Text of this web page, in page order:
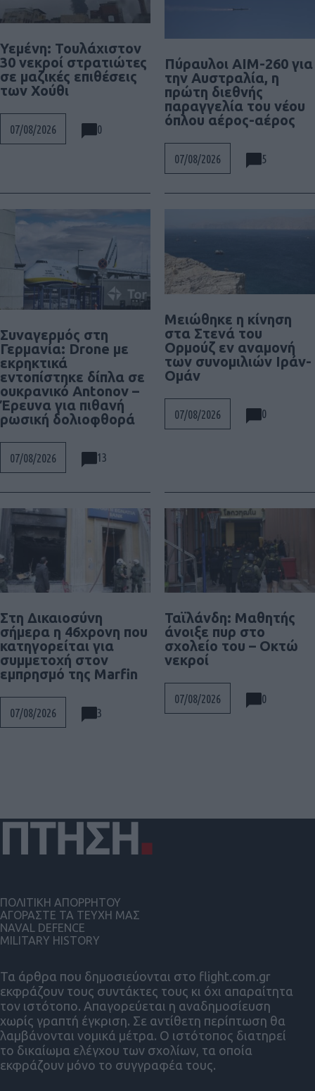
Υεμένη: Τουλάχιστον
30 νεκροί στρατιώτες
σε μαζικές επιθέσεις
των Χούθι
07/08/2026 0
Πύραυλοι AIM-260 για
την Αυστραλία, η
πρώτη διεθνής
παραγγελία του νέου
όπλου αέρος-αέρος
07/08/2026 5
Συναγερμός στη
Γερμανία: Drone με
εκρηκτικά
εντοπίστηκε δίπλα σε
ουκρανικό Antonov –
Έρευνα για πιθανή
ρωσική δολιοφθορά
07/08/2026 13
Μειώθηκε η κίνηση
στα Στενά του
Ορμούζ εν αναμονή
των συνομιλιών Ιράν-
Ομάν
07/08/2026 0
Στη Δικαιοσύνη
σήμερα η 46χρονη που
κατηγορείται για
συμμετοχή στον
εμπρησμό της Marfin
07/08/2026 3
Ταϊλάνδη: Μαθητής
άνοιξε πυρ στο
σχολείο του – Οκτώ
νεκροί
07/08/2026 0
Τα άρθρα που δημοσιεύονται στο flight.com.gr
εκφράζουν τους συντάκτες τους κι όχι απαραίτητα
τον ιστότοπο. Απαγορεύεται η αναδημοσίευση
χωρίς γραπτή έγκριση. Σε αντίθετη περίπτωση θα
λαμβάνονται νομικά μέτρα. Ο ιστότοπος διατηρεί
το δικαίωμα ελέγχου των σχολίων, τα οποία
εκφράζουν μόνο το συγγραφέα τους.
ΠΟΛΙΤΙΚΗ ΑΠΟΡΡΗΤΟΥ
ΑΓΟΡΑΣΤΕ ΤΑ ΤΕΥΧΗ ΜΑΣ
NAVAL DEFENCE
MILITARY HISTORY